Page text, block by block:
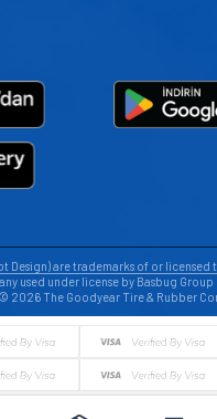
Design) are trademarks of or licensed
used under license by Basbug Group
2026 The Goodyear Tire & Rubber